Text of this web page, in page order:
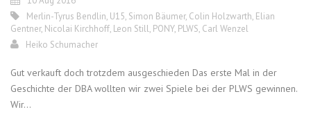
Merlin-Tyrus Bendlin, U15, Simon Bäumer, Colin Holzwarth, Elian
Gentner, Nicolai Kirchhoff, Leon Still, PONY, PLWS, Carl Wenzel
Heiko Schumacher
Gut verkauft doch trotzdem ausgeschieden Das erste Mal in der
Geschichte der DBA wollten wir zwei Spiele bei der PLWS gewinnen.
Wir...